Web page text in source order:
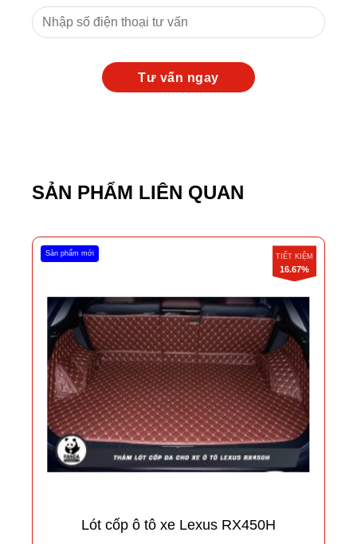
SẢN PHẨM LIÊN QUAN
Sản phẩm mới TIẾT KIỆM
16.67%
Lót cốp ô tô xe Lexus RX450H